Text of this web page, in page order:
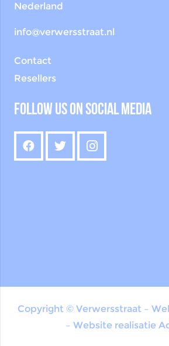
Nederland
info@verwersstraat.nl
Contact
Resellers
Follow us on social media
Copyright © Verwersstraat –
– Website realisatie